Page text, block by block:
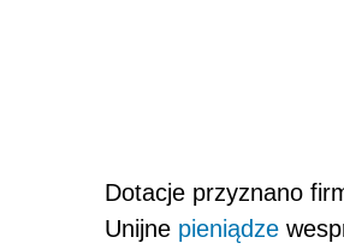
Dotacje przyznano
Unijne pieniądze